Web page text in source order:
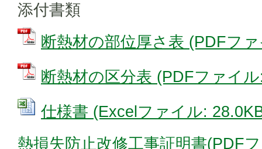
添付書類
断熱材の部位厚さ表 (PDFフ
断熱材の区分表 (PDFファイ
仕様書 (Excelファイル:
熱損失防止改修工事証明書(PDF